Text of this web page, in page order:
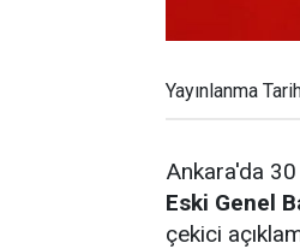
Yayınlanma
Ankara'da 30
Eski Genel
çekici